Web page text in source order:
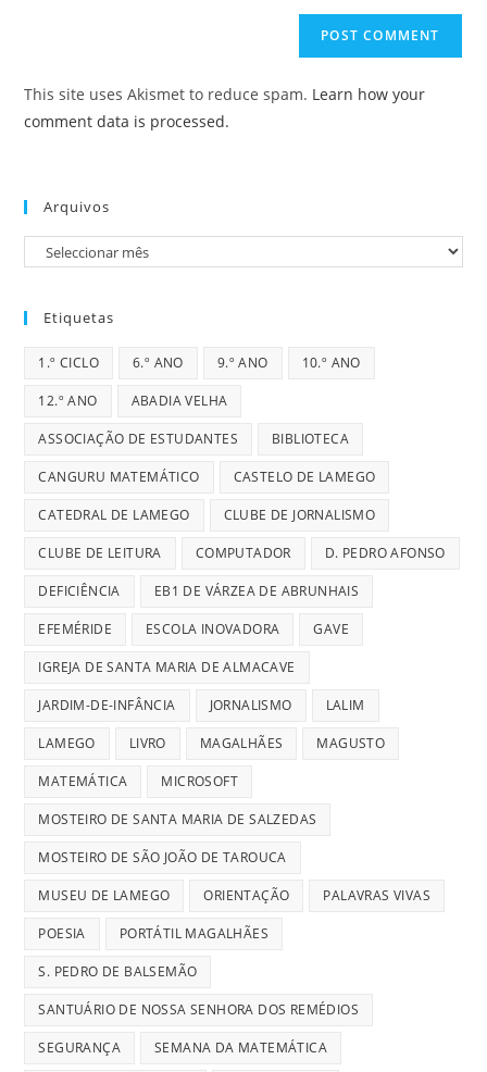
This site uses Akismet to reduce spam. Learn how your
comment data is processed.
Arquivos
Arquivos
Etiquetas
1.º CICLO 6.º ANO 9.º ANO 10.º ANO
12.º ANO ABADIA VELHA
ASSOCIAÇÃO DE ESTUDANTES BIBLIOTECA
CANGURU MATEMÁTICO CASTELO DE LAMEGO
CATEDRAL DE LAMEGO CLUBE DE JORNALISMO
CLUBE DE LEITURA COMPUTADOR D. PEDRO AFONSO
DEFICIÊNCIA EB1 DE VÁRZEA DE ABRUNHAIS
EFEMÉRIDE ESCOLA INOVADORA GAVE
IGREJA DE SANTA MARIA DE ALMACAVE
JARDIM-DE-INFÂNCIA JORNALISMO LALIM
LAMEGO LIVRO MAGALHÃES MAGUSTO
MATEMÁTICA MICROSOFT
MOSTEIRO DE SANTA MARIA DE SALZEDAS
MOSTEIRO DE SÃO JOÃO DE TAROUCA
MUSEU DE LAMEGO ORIENTAÇÃO PALAVRAS VIVAS
POESIA PORTÁTIL MAGALHÃES
S. PEDRO DE BALSEMÃO
SANTUÁRIO DE NOSSA SENHORA DOS REMÉDIOS
SEGURANÇA SEMANA DA MATEMÁTICA